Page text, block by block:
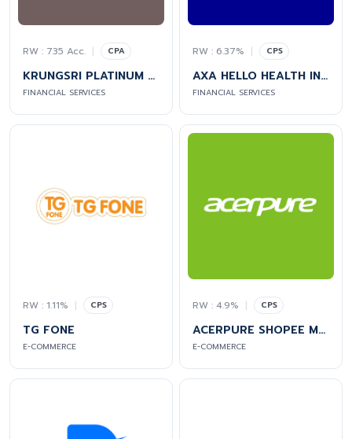
RW : 735 Acc. | CPA
KRUNGSRI PLATINUM CREDIT CARDS
FINANCIAL SERVICES
RW : 6.37% | CPS
AXA HELLO HEALTH INSURANCE
FINANCIAL SERVICES
RW : 1.11% | CPS
TG FONE
E-COMMERCE
RW : 4.9% | CPS
ACERPURE SHOPEE MALL
E-COMMERCE